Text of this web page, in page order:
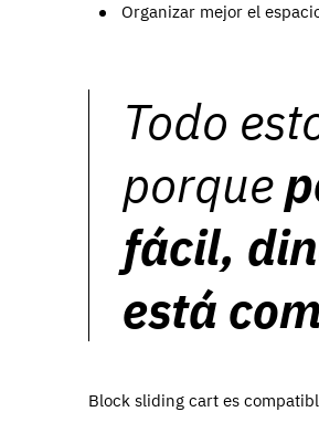
Organizar mejor el
Todo
porque
fácil,
está
Block sliding cart es